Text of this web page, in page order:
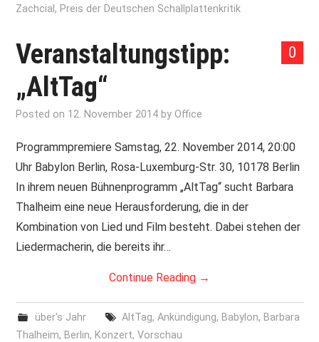
Zachcial, Preis der Deutschen Schallplattenkritik
0
Veranstaltungstipp:
„AltTag“
Posted on 12. November 2014 byOffice
Programmpremiere Samstag, 22. November 2014, 20:00
Uhr Babylon Berlin, Rosa-Luxemburg-Str. 30, 10178 Berlin
In ihrem neuen Bühnenprogramm „AltTag“ sucht Barbara
Thalheim eine neue Herausforderung, die in der
Kombination von Lied und Film besteht. Dabei stehen der
Liedermacherin, die bereits ihr…
Continue Reading →
über's Jahr AltTag, Ankündigung, Babylon, Barbara
Thalheim, Berlin, Konzert,Vorschau